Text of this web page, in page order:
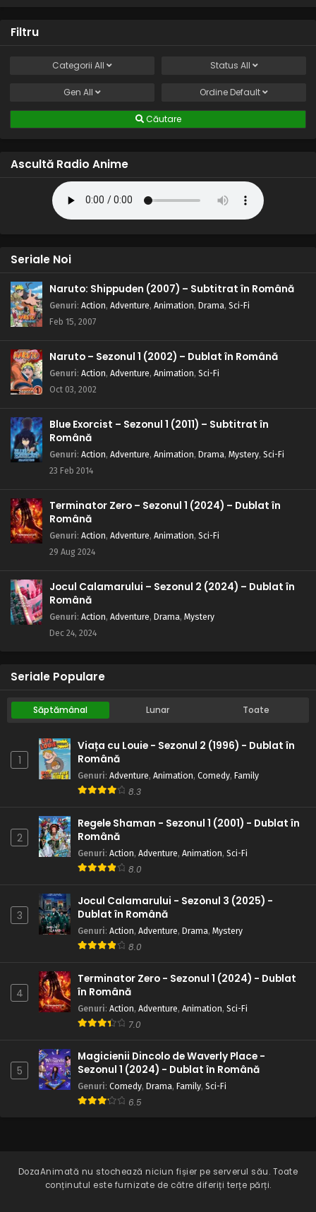
Filtru
Categorii All Status All
Gen All Ordine Default
Căutare
Ascultă Radio Anime
Seriale Noi
Naruto: Shippuden (2007) – Subtitrat în Română
Genuri: Action, Adventure, Animation, Drama, Sci-Fi
Feb 15, 2007
Naruto – Sezonul 1 (2002) – Dublat în Română
Genuri: Action, Adventure, Animation, Sci-Fi
Oct 03, 2002
Blue Exorcist – Sezonul 1 (2011) – Subtitrat în
Română
Genuri: Action, Adventure, Animation, Drama, Mystery, Sci-Fi
23 Feb 2014
Terminator Zero – Sezonul 1 (2024) – Dublat în
Română
Genuri: Action, Adventure, Animation, Sci-Fi
29 Aug 2024
Jocul Calamarului – Sezonul 2 (2024) – Dublat în
Română
Genuri: Action, Adventure, Drama, Mystery
Dec 24, 2024
Seriale Populare
Săptămânal Lunar Toate
1
Viața cu Louie - Sezonul 2 (1996) - Dublat în
Română
Genuri: Adventure, Animation, Comedy, Family
8.3
2
Regele Shaman - Sezonul 1 (2001) - Dublat în
Română
Genuri: Action, Adventure, Animation, Sci-Fi
8.0
3
Jocul Calamarului - Sezonul 3 (2025) -
Dublat în Română
Genuri: Action, Adventure, Drama, Mystery
8.0
4
Terminator Zero - Sezonul 1 (2024) - Dublat
în Română
Genuri: Action, Adventure, Animation, Sci-Fi
7.0
5
Magicienii Dincolo de Waverly Place -
Sezonul 1 (2024) - Dublat în Română
Genuri: Comedy, Drama, Family, Sci-Fi
6.5
DozaAnimată nu stochează niciun fișier pe serverul său. Toate
conținutul este furnizate de către diferiți terțe părți.